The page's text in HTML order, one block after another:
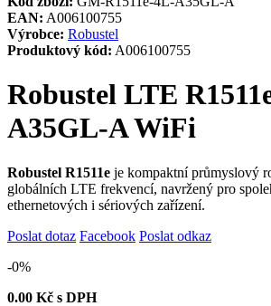
EAN: A006100755
Výrobce: Robustel
Produktový kód: A006100755
Robustel LTE
A35GL-A WiFi
Robustel R1511e je kompaktní průmyslový
globálních LTE frekvencí, navržený pro
ethernetových i sériových zařízení.
Poslat dotaz Facebook Poslat odkaz
-0%
0.00 Kč s DPH